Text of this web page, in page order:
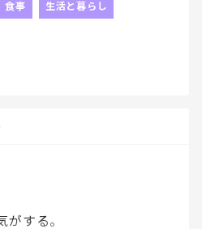
かない。
思っていて、
か
くらいの
食事 生活と暮らし
する。